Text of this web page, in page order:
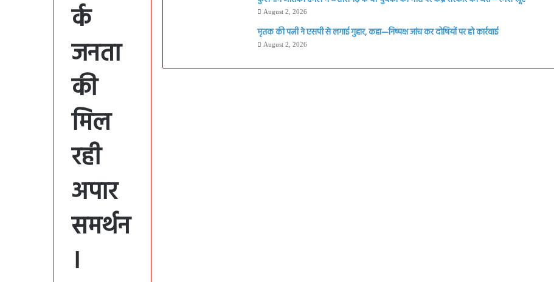
र्क
जनता
की
मिल
रही
अपार
समर्थन
।
August 2, 2026
मृतक की पत्नी ने एसपी से लगाई गुहार, कहा—निष्पक्ष जांच कर दोषियों पर हो कार्रवाई
August 2, 2026